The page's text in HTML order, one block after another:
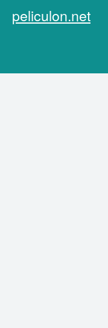
peliculon.net